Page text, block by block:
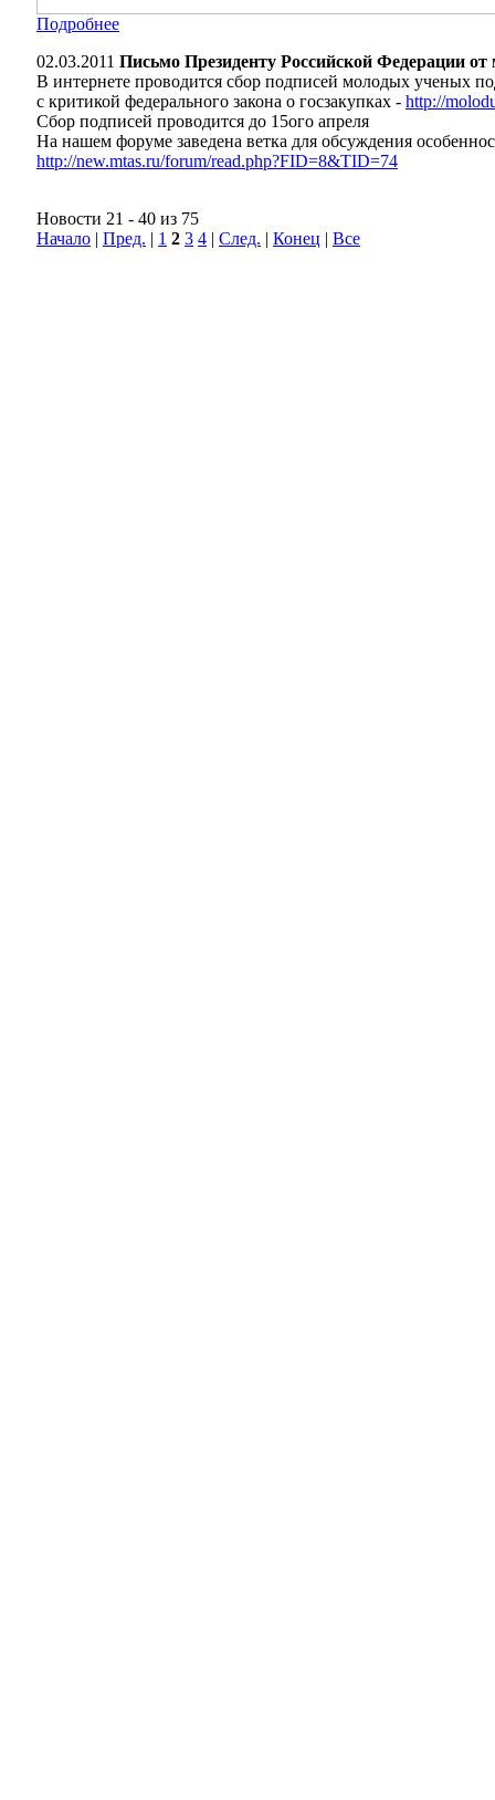
Подробнее
02.03.2011 Письмо Президенту Российской Федерации
В интернете проводится сбор подписей молодых ученых
с критикой федерального закона о госзакупках - http://
Сбор подписей проводится до 15ого апреля
На нашем форуме заведена ветка для обсуждения
http://new.mtas.ru/forum/read.php?FID=8&TID=74
Новости 21 - 40 из 75
Начало | Пред. | 1 2 3 4 | След. | Конец | Все